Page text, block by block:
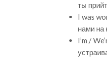
ты
I was
нами на
I’m /